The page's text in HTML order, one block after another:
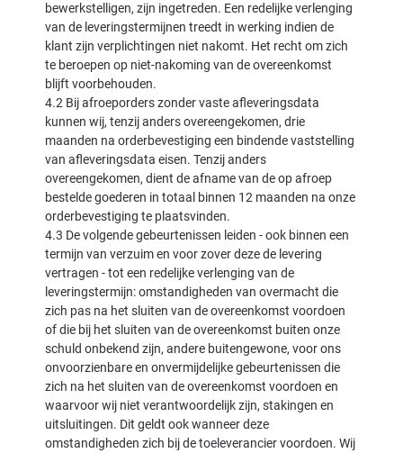
bewerkstelligen, zijn ingetreden. Een redelijke verlenging
van de leveringstermijnen treedt in werking indien de
klant zijn verplichtingen niet nakomt. Het recht om zich
te beroepen op niet-nakoming van de overeenkomst
blijft voorbehouden.
4.2 Bij afroeporders zonder vaste afleveringsdata
kunnen wij, tenzij anders overeengekomen, drie
maanden na orderbevestiging een bindende vaststelling
van afleveringsdata eisen. Tenzij anders
overeengekomen, dient de afname van de op afroep
bestelde goederen in totaal binnen 12 maanden na onze
orderbevestiging te plaatsvinden.
4.3 De volgende gebeurtenissen leiden - ook binnen een
termijn van verzuim en voor zover deze de levering
vertragen - tot een redelijke verlenging van de
leveringstermijn: omstandigheden van overmacht die
zich pas na het sluiten van de overeenkomst voordoen
of die bij het sluiten van de overeenkomst buiten onze
schuld onbekend zijn, andere buitengewone, voor ons
onvoorzienbare en onvermijdelijke gebeurtenissen die
zich na het sluiten van de overeenkomst voordoen en
waarvoor wij niet verantwoordelijk zijn, stakingen en
uitsluitingen. Dit geldt ook wanneer deze
omstandigheden zich bij de toeleverancier voordoen. Wij